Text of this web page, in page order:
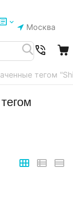
Москва
тегом